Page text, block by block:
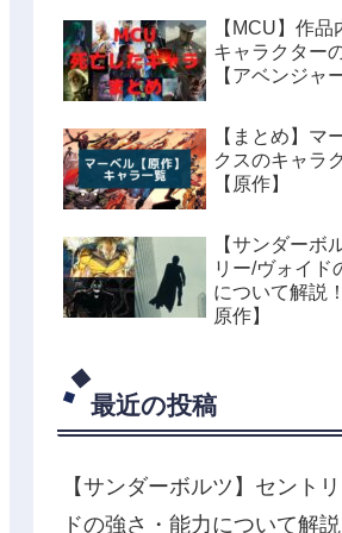
【MCU】作
キャラクター
【アベンジャ
【まとめ】マ
クスのキャラ
【原作】
【サンダーボ
リー/ヴォイド
について解説
原作】
最近の投稿
【サンダーボルツ】セント
ドの強さ・能力について解